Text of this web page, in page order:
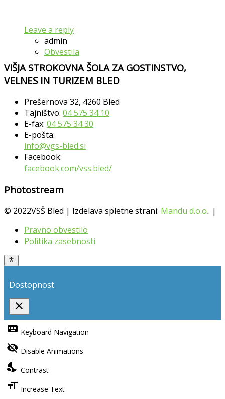
Leave a reply
admin
Obvestila
VIŠJA STROKOVNA ŠOLA ZA GOSTINSTVO,
VELNES IN TURIZEM BLED
Prešernova 32, 4260 Bled
Tajništvo: 04 575 34 10
E-fax: 04 575 34 30
E-pošta:
info@vgs-bled.si
Facebook:
facebook.com/vss.bled/
Photostream
© 2022VSŠ Bled | Izdelava spletne strani: Mandu d.o.o.. |
Pravno obvestilo
Politika zasebnosti
Dostopnost
close
Toggle
visibility
Accessibility
keyboard Keyboard Navigation
visibility_off Disable Animations
nights_stay Contrast
format_size Increase Text